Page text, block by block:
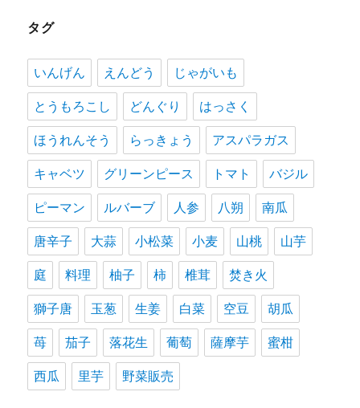
タグ
いんげん えんどう じゃがいも
とうもろこし どんぐり はっさく
ほうれんそう らっきょう アスパラガス
キャベツ グリーンピース トマト バジル
ピーマン ルバーブ 人参 八朔 南瓜
唐辛子 大蒜 小松菜 小麦 山桃 山芋
庭 料理 柚子 柿 椎茸 焚き火
獅子唐 玉葱 生姜 白菜 空豆 胡瓜
苺 茄子 落花生 葡萄 薩摩芋 蜜柑
西瓜 里芋 野菜販売